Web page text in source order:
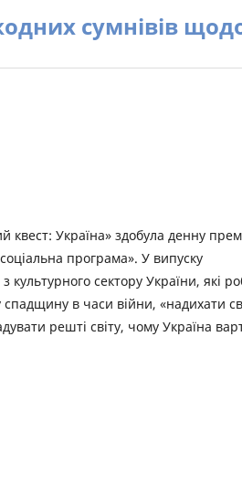
сумнівів
квест: Україна» здобула денну
програма». У випуску
культурного сектору України, які
спадщину в часи війни, «надихати
решті світу, чому Україна